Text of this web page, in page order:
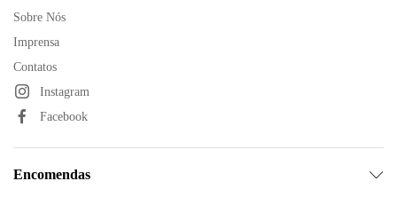
Sobre Nós
Imprensa
Contatos
Instagram
Facebook
Encomendas